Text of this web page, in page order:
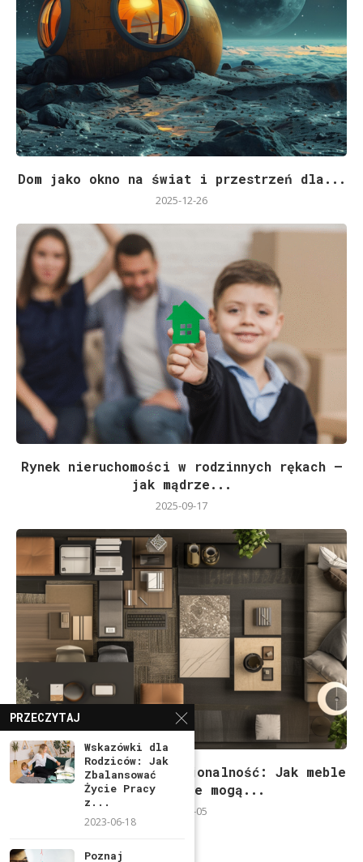
Dom jako okno na świat i przestrzeń dla...
2025-12-26
Rynek nieruchomości w rodzinnych rękach –
jak mądrze...
2025-09-17
Personalizacja i funkcjonalność: Jak meble
na zamówienie mogą...
2024-04-05
PRZECZYTAJ
Wskazówki dla
Rodziców: Jak
Zbalansować
Życie Pracy
z...
2023-06-18
Poznaj